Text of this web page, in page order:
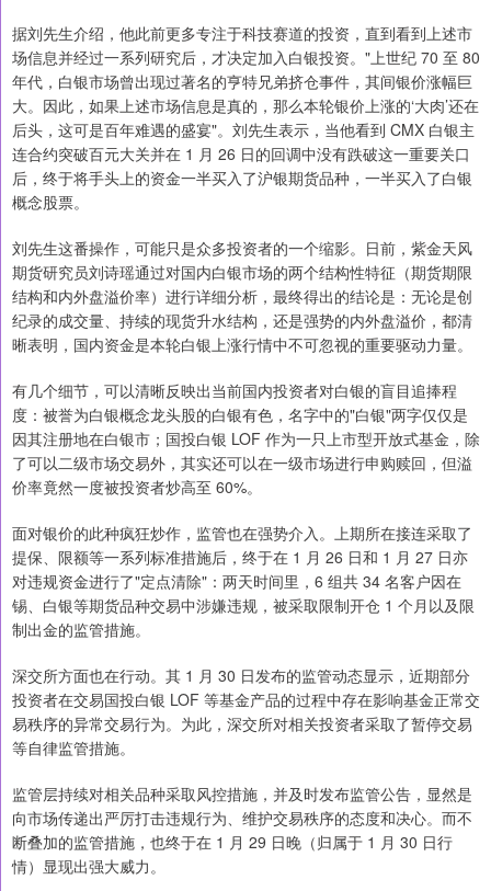
据刘先生介绍，他此前更多专注于科技赛道的投资，直到看到上述市
场信息并经过一系列研究后，才决定加入白银投资。"上世纪 70 至 80
年代，白银市场曾出现过著名的亨特兄弟挤仓事件，其间银价涨幅巨
大。因此，如果上述市场信息是真的，那么本轮银价上涨的‘大肉’还在
后头，这可是百年难遇的盛宴"。刘先生表示，当他看到 CMX 白银主
连合约突破百元大关并在 1 月 26 日的回调中没有跌破这一重要关口
后，终于将手头上的资金一半买入了沪银期货品种，一半买入了白银
概念股票。
刘先生这番操作，可能只是众多投资者的一个缩影。日前，紫金天风
期货研究员刘诗瑶通过对国内白银市场的两个结构性特征（期货期限
结构和内外盘溢价率）进行详细分析，最终得出的结论是：无论是创
纪录的成交量、持续的现货升水结构，还是强势的内外盘溢价，都清
晰表明，国内资金是本轮白银上涨行情中不可忽视的重要驱动力量。
有几个细节，可以清晰反映出当前国内投资者对白银的盲目追捧程
度：被誉为白银概念龙头股的白银有色，名字中的"白银"两字仅仅是
因其注册地在白银市；国投白银 LOF 作为一只上市型开放式基金，除
了可以二级市场交易外，其实还可以在一级市场进行申购赎回，但溢
价率竟然一度被投资者炒高至 60%。
面对银价的此种疯狂炒作，监管也在强势介入。上期所在接连采取了
提保、限额等一系列标准措施后，终于在 1 月 26 日和 1 月 27 日亦
对违规资金进行了"定点清除"：两天时间里，6 组共 34 名客户因在
锡、白银等期货品种交易中涉嫌违规，被采取限制开仓 1 个月以及限
制出金的监管措施。
深交所方面也在行动。其 1 月 30 日发布的监管动态显示，近期部分
投资者在交易国投白银 LOF 等基金产品的过程中存在影响基金正常交
易秩序的异常交易行为。为此，深交所对相关投资者采取了暂停交易
等自律监管措施。
监管层持续对相关品种采取风控措施，并及时发布监管公告，显然是
向市场传递出严厉打击违规行为、维护交易秩序的态度和决心。而不
断叠加的监管措施，也终于在 1 月 29 日晚（归属于 1 月 30 日行
情）显现出强大威力。